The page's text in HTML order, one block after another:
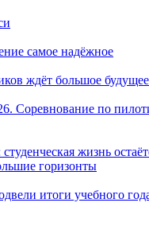
самое надёжное
ждёт большое
Соревнование по
жизнь
горизонты
итоги учебного